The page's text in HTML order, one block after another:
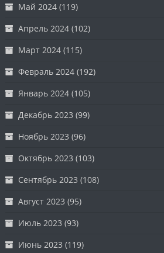
Май 2024 (119)
Апрель 2024 (102)
Март 2024 (115)
Февраль 2024 (192)
Январь 2024 (105)
Декабрь 2023 (99)
Ноябрь 2023 (96)
Октябрь 2023 (103)
Сентябрь 2023 (108)
Август 2023 (95)
Июль 2023 (93)
Июнь 2023 (119)